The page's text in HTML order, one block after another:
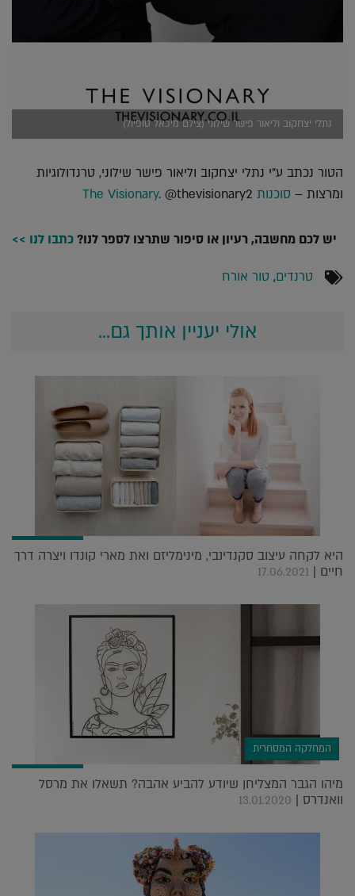
נתלי יצחקוב וליאור פישר שילוני (צילם מיכאל טופיול)
הטור נכתב ע"י נתלי יצחקוב וליאור פישר שילוני, טרנדולוגיות
ומרצות – סוכנות The Visionary . @thevisionary2
יש לכם מחשבה, רעיון או סיפור שתרצו לספר לנו?כתבו לנו >>
טרנדים, טור אורח
אולי יעניין אותך גם...
היא לקחה עיצוב סקנדינבי, מינימליזם ואת מארי קונדו ויצרה דרך
חיים | 17.06.2021
המחלקה המסחרית
מיהו הגבר המצליחן שיודע להביע אהבה? תשאלו את מרסל
וואנדרס | 13.01.2020